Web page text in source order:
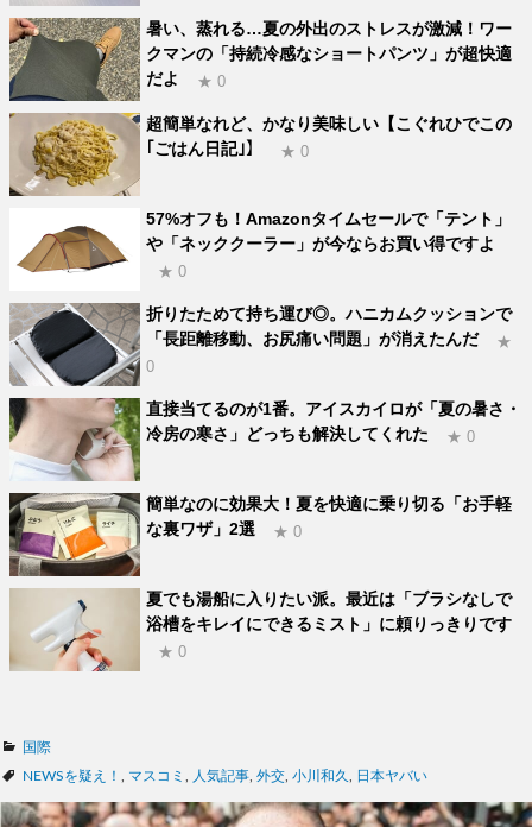
暑い、蒸れる…夏の外出のストレスが激減！ワー
クマンの「持続冷感なショートパンツ」が超快適
だよ
★ 0
超簡単なれど、かなり美味しい【こぐれひでこの
｢ごはん日記｣】
★ 0
57%オフも！Amazonタイムセールで「テント」
や「ネッククーラー」が今ならお買い得ですよ
★ 0
折りたためて持ち運び◎。ハニカムクッションで
「長距離移動、お尻痛い問題」が消えたんだ
★
0
直接当てるのが1番。アイスカイロが「夏の暑さ・
冷房の寒さ」どっちも解決してくれた
★ 0
簡単なのに効果大！夏を快適に乗り切る「お手軽
な裏ワザ」2選
★ 0
夏でも湯船に入りたい派。最近は「ブラシなしで
浴槽をキレイにできるミスト」に頼りっきりです
★ 0
カ
テ
リ
国際
タ
NEWSを疑え！ マスコミ 人気記事 外交 小川和久 日本ヤバい